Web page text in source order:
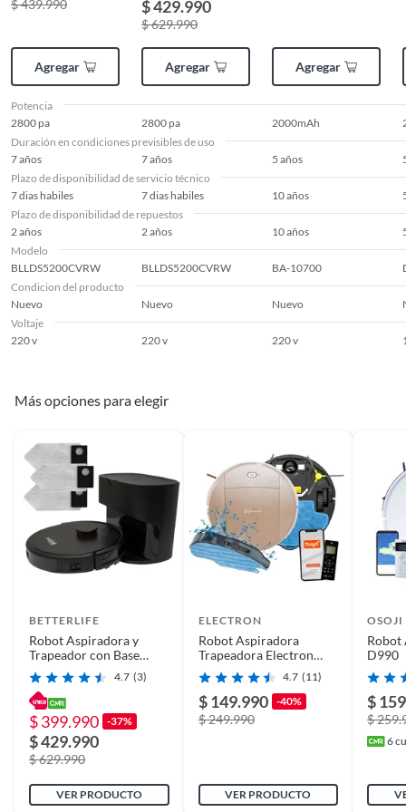
Largo 25 cm
Duración en
condiciones
previsibles de uso
7 años
Plazo de
disponibilidad de
repuestos
Plazo de
Number
Modelo BLLDS5200CVRW
País de origen China
Incluye 1 Robot Trapeador
Detalle de la garantía 2 años
$ 439.990
Agregar
$ 429.990
$ 629.990
Agregar Agregar
Potencia
2800 pa
2800 pa 2000mAh
Duración en condiciones previsibles de uso
7 años
7 años 5 años
Plazo de disponibilidad de servicio técnico
7 dias habiles
7 dias habiles 10 años
Plazo de disponibilidad de repuestos
2 años
2 años 10 años
Modelo
BLLDS5200CVRW
BLLDS5200CVRW BA-10700
Condicion del producto
Nuevo
Nuevo Nuevo
Voltaje
220 v
220 v 220 v
Más opciones para elegir
BETTERLIFE
Robot Aspiradora y
Trapeador con Base
Colectora + 3 Bolsas de
Polvo
4.7 (3)
$ 399.990 -37%
$ 429.990
$ 629.990
VER PRODUCTO
ELECTRON
Robot Aspiradora
Trapeadora Electron
BA10700 WIFI
4.7 (11)
$ 149.990 -40%
$ 249.990
VER PRODUCTO
OSOJI
Robot
D990
$
$
6